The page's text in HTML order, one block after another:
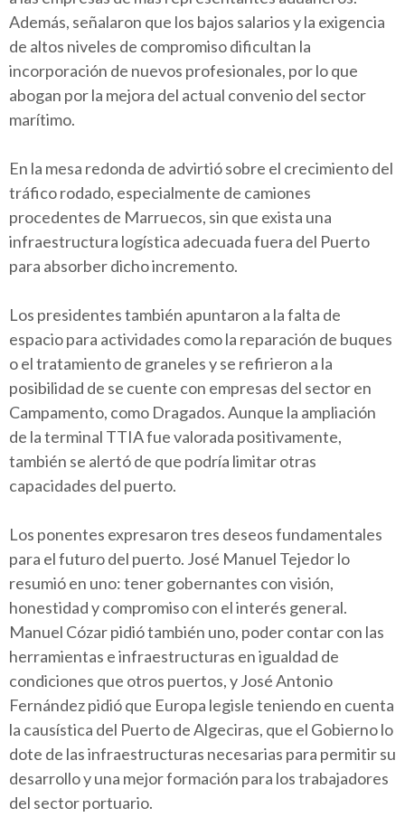
Además, señalaron que los bajos salarios y la exigencia
de altos niveles de compromiso dificultan la
incorporación de nuevos profesionales, por lo que
abogan por la mejora del actual convenio del sector
marítimo.
En la mesa redonda de advirtió sobre el crecimiento del
tráfico rodado, especialmente de camiones
procedentes de Marruecos, sin que exista una
infraestructura logística adecuada fuera del Puerto
para absorber dicho incremento.
Los presidentes también apuntaron a la falta de
espacio para actividades como la reparación de buques
o el tratamiento de graneles y se refirieron a la
posibilidad de se cuente con empresas del sector en
Campamento, como Dragados. Aunque la ampliación
de la terminal TTIA fue valorada positivamente,
también se alertó de que podría limitar otras
capacidades del puerto.
Los ponentes expresaron tres deseos fundamentales
para el futuro del puerto. José Manuel Tejedor lo
resumió en uno: tener gobernantes con visión,
honestidad y compromiso con el interés general.
Manuel Cózar pidió también uno, poder contar con las
herramientas e infraestructuras en igualdad de
condiciones que otros puertos, y José Antonio
Fernández pidió que Europa legisle teniendo en cuenta
la causística del Puerto de Algeciras, que el Gobierno lo
dote de las infraestructuras necesarias para permitir su
desarrollo y una mejor formación para los trabajadores
del sector portuario.